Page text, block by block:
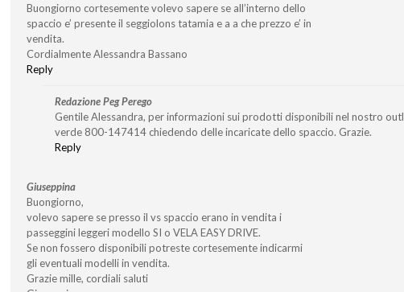
Buongiorno cortesemente volevo sapere se all’interno dello
spaccio e’ presente il seggiolons tatamia e a a che prezzo e’ in
vendita.
Cordialmente Alessandra Bassano
Reply
Redazione Peg Perego
Gentile Alessandra, per informazioni sui prodotti disponibili nel nostro
verde 800-147414 chiedendo delle incaricate dello spaccio. Grazie.
Reply
Giuseppina
Buongiorno,
volevo sapere se presso il vs spaccio erano in vendita i
passeggini leggeri modello SI o VELA EASY DRIVE.
Se non fossero disponibili potreste cortesemente indicarmi
gli eventuali modelli in vendita.
Grazie mille, cordiali saluti